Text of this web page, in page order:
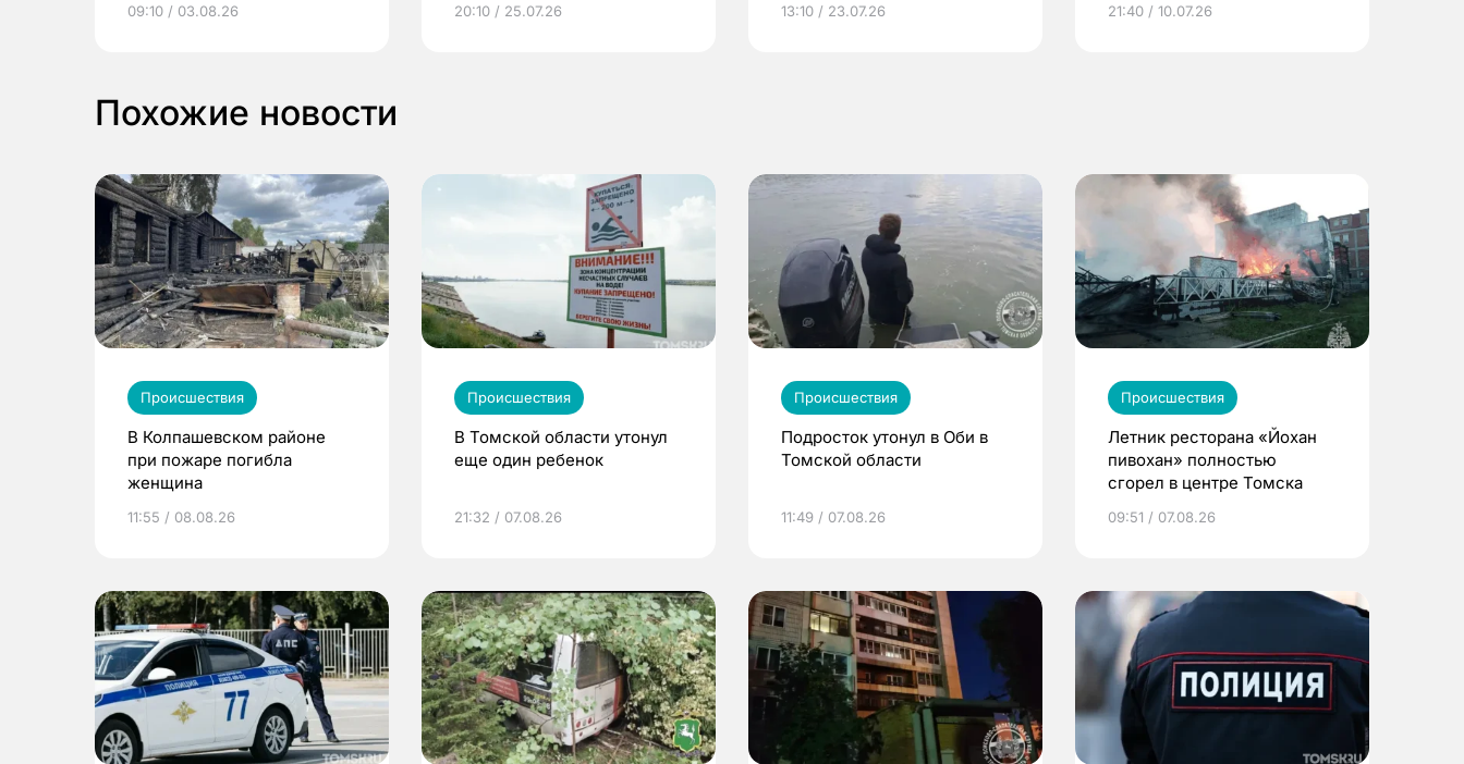
выиграть призы
09:10 / 03.08.26 20:10 / 25.07.26
по ОМС!
13:10 / 23.07.26 21:40 / 10.07.26
Похожие новости
Происшествия
В Колпашевском районе
при пожаре погибла
женщина
11:55 / 08.08.26
Происшествия
В Томской области утонул
еще один ребенок
21:32 / 07.08.26
Происшествия
Подросток утонул в Оби в
Томской области
11:49 / 07.08.26
Происшествия
Летник ресторана «Йохан
пивохан» полностью
сгорел в центре Томска
09:51 / 07.08.26